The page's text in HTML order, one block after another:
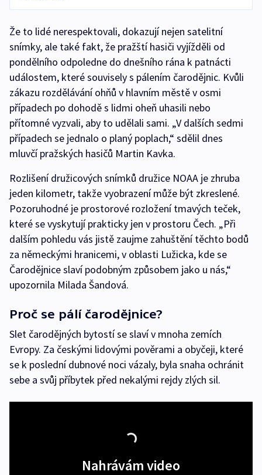
Že to lidé nerespektovali, dokazují nejen satelitní
snímky, ale také fakt, že pražští hasiči vyjížděli od
pondělního odpoledne do dnešního rána k patnácti
událostem, které souvisely s pálením čarodějnic. Kvůli
zákazu rozdělávání ohňů v hlavním městě v osmi
případech po dohodě s lidmi oheň uhasili nebo
přítomné vyzvali, aby to udělali sami. „V dalších sedmi
případech se jednalo o planý poplach,“ sdělil dnes
mluvčí pražských hasičů Martin Kavka.
Rozlišení družicových snímků družice NOAA je zhruba
jeden kilometr, takže vyobrazení může být zkreslené.
Pozoruhodné je prostorové rozložení tmavých teček,
které se vyskytují prakticky jen v prostoru Čech. „Při
dalším pohledu vás jistě zaujme zahuštění těchto bodů
za německými hranicemi, v oblasti Lužicka, kde se
Čarodějnice slaví podobným způsobem jako u nás,“
upozornila Milada Šandová.
Proč se pálí čarodějnice?
Slet čarodějných bytostí se slaví v mnoha zemích
Evropy. Za českými lidovými pověrami a obyčeji, které
se k poslední dubnové noci vázaly, byla snaha ochránit
sebe a svůj příbytek před nekalými rejdy zlých sil.
Nahrávám video